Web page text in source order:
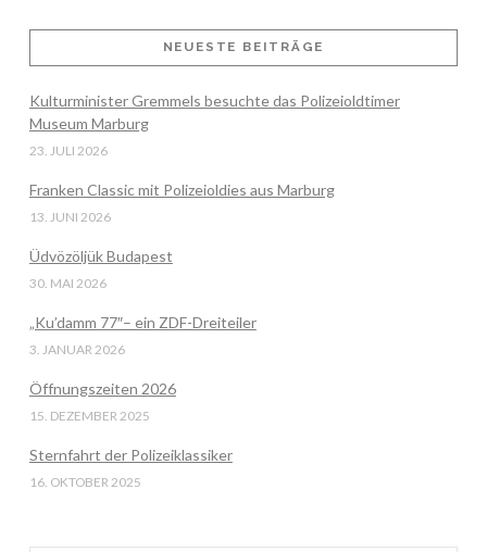
VIEW POST
NEUESTE BEITRÄGE
Kulturminister Gremmels besuchte das Polizeioldtimer
Museum Marburg
23. JULI 2026
Franken Classic mit Polizeioldies aus Marburg
13. JUNI 2026
Üdvözöljük Budapest
30. MAI 2026
„Ku’damm 77″– ein ZDF-Dreiteiler
3. JANUAR 2026
Öffnungszeiten 2026
15. DEZEMBER 2025
Sternfahrt der Polizeiklassiker
16. OKTOBER 2025